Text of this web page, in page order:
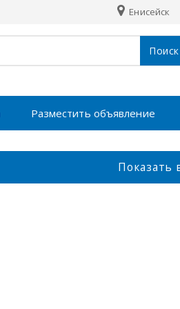
Енисейск
Поиск
Разместить объявление
Показать